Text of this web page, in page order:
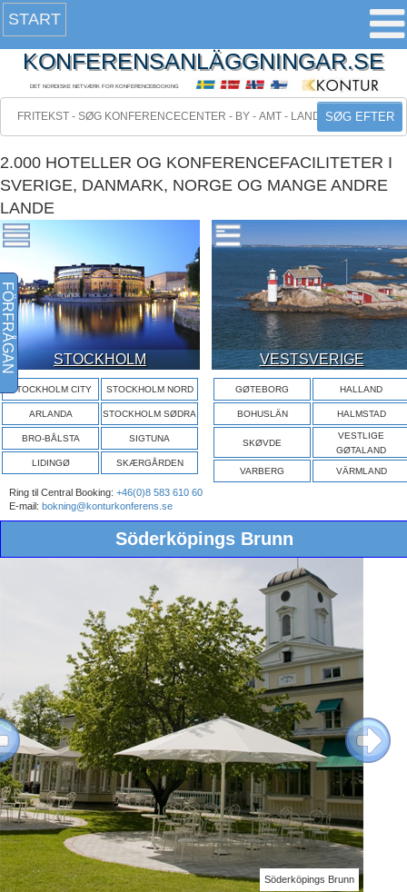
START
KONFERENSANLÄGGNINGAR.SE
DET NORDISKE NETVÆRK FOR KONFERENCEBOOKING
SØG EFTER
2.000 HOTELLER OG KONFERENCEFACILITETER I
SVERIGE, DANMARK, NORGE OG MANGE ANDRE
LANDE
STOCKHOLM
STOCKHOLM CITY STOCKHOLM NORD
ARLANDA STOCKHOLM SØDRA
BRO-BÅLSTA SIGTUNA
LIDINGØ SKÆRGÅRDEN
VESTSVERIGE
GØTEBORG HALLAND
BOHUSLÄN HALMSTAD
SKØVDE
VESTLIGE
GØTALAND
VARBERG VÄRMLAND
Ring til Central Booking: +46(0)8 583 610 60
E-mail: bokning@konturkonferens.se
Söderköpings Brunn
Söderköpings Brunn
Next
FÖRFRÅGAN